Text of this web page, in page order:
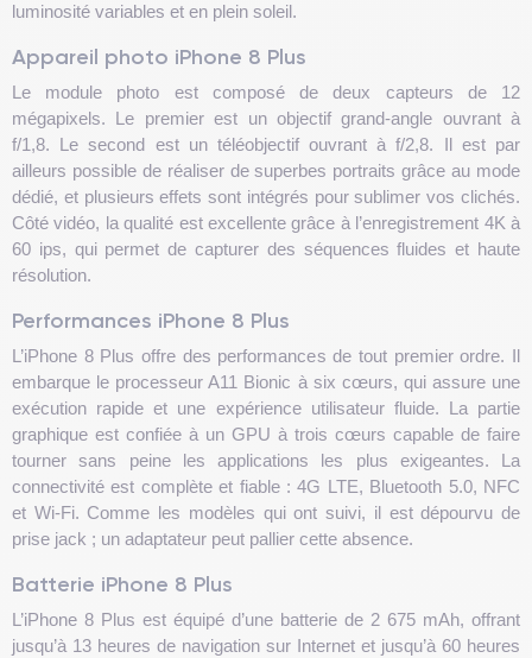
luminosité variables et en plein soleil.
Appareil photo iPhone 8 Plus
Le module photo est composé de deux capteurs de 12
mégapixels. Le premier est un objectif grand-angle ouvrant à
f/1,8. Le second est un téléobjectif ouvrant à f/2,8. Il est par
ailleurs possible de réaliser de superbes portraits grâce au mode
dédié, et plusieurs effets sont intégrés pour sublimer vos clichés.
Côté vidéo, la qualité est excellente grâce à l’enregistrement 4K à
60 ips, qui permet de capturer des séquences fluides et haute
résolution.
Performances iPhone 8 Plus
L’iPhone 8 Plus offre des performances de tout premier ordre. Il
embarque le processeur A11 Bionic à six cœurs, qui assure une
exécution rapide et une expérience utilisateur fluide. La partie
graphique est confiée à un GPU à trois cœurs capable de faire
tourner sans peine les applications les plus exigeantes. La
connectivité est complète et fiable : 4G LTE, Bluetooth 5.0, NFC
et Wi-Fi. Comme les modèles qui ont suivi, il est dépourvu de
prise jack ; un adaptateur peut pallier cette absence.
Batterie iPhone 8 Plus
L’iPhone 8 Plus est équipé d’une batterie de 2 675 mAh, offrant
jusqu’à 13 heures de navigation sur Internet et jusqu’à 60 heures